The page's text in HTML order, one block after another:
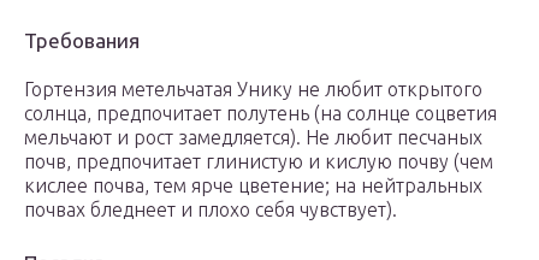
Требования
Гортензия метельчатая Унику не любит открытого
солнца, предпочитает полутень (на солнце соцветия
мельчают и рост замедляется). Не любит песчаных
почв, предпочитает глинистую и кислую почву (чем
кислее почва, тем ярче цветение; на нейтральных
почвах бледнеет и плохо себя чувствует).